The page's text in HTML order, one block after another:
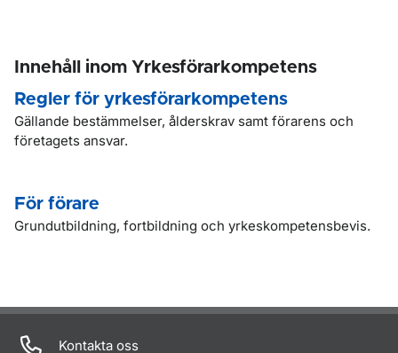
Innehåll inom Yrkesförarkompetens
Regler för yrkesförarkompetens
Gällande bestämmelser, ålderskrav samt förarens och
företagets ansvar.
För förare
Grundutbildning, fortbildning och yrkeskompetensbevis.
Kontakta oss